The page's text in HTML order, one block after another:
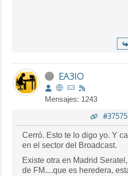
EA3IO
Mensajes: 1243
Cerró. Esto te lo digo yo. Y
en el sector del Broadcast.
Existe otra en Madrid
de FM....que es heredera,